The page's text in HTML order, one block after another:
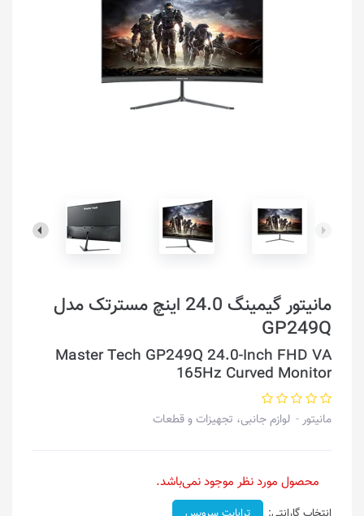
مانیتور گیمینگ 24.0 اینچ مسترتک مدل
GP249Q
Master Tech GP249Q 24.0-Inch FHD VA
165Hz Curved Monitor
مانیتور لوازم جانبی، تجهیزات و قطعات
محصول مورد نظر موجود نمی‌باشد.